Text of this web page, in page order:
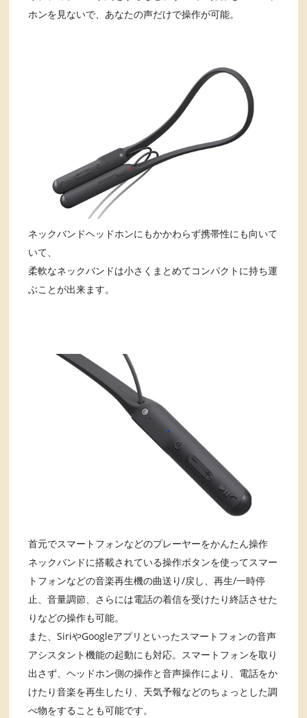
ホンを見ないで、あなたの声だけで操作が可能。
ネックバンドヘッドホンにもかかわらず携帯性にも向いて
いて、
柔軟なネックバンドは小さくまとめてコンパクトに持ち運
ぶことが出来ます。
首元でスマートフォンなどのプレーヤーをかんたん操作
ネックバンドに搭載されている操作ボタンを使ってスマー
トフォンなどの音楽再生機の曲送り/戻し、再生/一時停
止、音量調節、さらには電話の着信を受けたり終話させた
りなどの操作も可能。
また、SiriやGoogleアプリといったスマートフォンの音声
アシスタント機能の起動にも対応。スマートフォンを取り
出さず、ヘッドホン側の操作と音声操作により、電話をか
けたり音楽を再生したり、天気予報などのちょっとした調
べ物をすることも可能です。